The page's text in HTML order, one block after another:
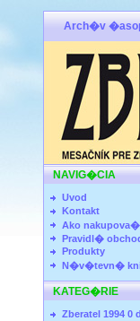
Arch�v
NAVIG�CIA
Uvod
Kontakt
Ako nakupova�
Pravidl�
Produkty
N�v�tevn�
KATEG�RIE
Zberatel 1994 0